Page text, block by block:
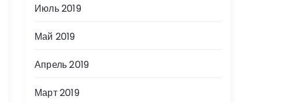
Июль 2019
Май 2019
Апрель 2019
Март 2019